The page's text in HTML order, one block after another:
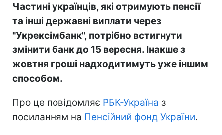
Частині українців, які отримують пенсії
та інші державні виплати через
"Укрексімбанк", потрібно встигнути
змінити банк до 15 вересня. Інакше з
жовтня гроші надходитимуть уже іншим
способом.
Про це повідомляє РБК-Україна з
посиланням на Пенсійний фонд України.